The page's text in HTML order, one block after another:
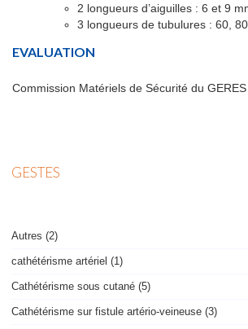
2 longueurs d’aiguilles : 6 et 9
3 longueurs de tubulures : 60,
EVALUATION
Commission Matériels de Sécurité du
GESTES
Autres (2)
cathétérisme artériel (1)
Cathétérisme sous cutané (5)
Cathétérisme sur fistule artério-veineuse (3)